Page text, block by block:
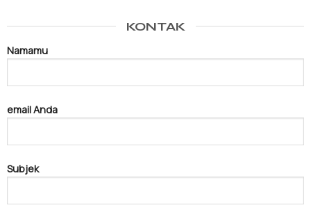
KONTAK
Namamu
email Anda
Subjek